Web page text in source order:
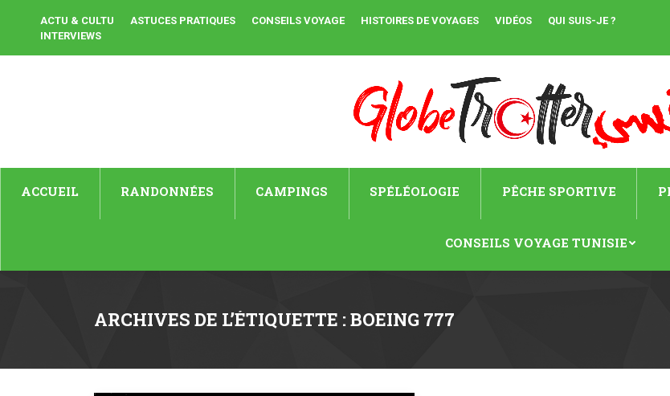
ACTU & CULTU ASTUCES PRATIQUES CONSEILS VOYAGE HISTOIRES DE VOYAGES VIDÉOS
QUI SUIS-JE ?
INTERVIEWS
ACCUEIL RANDONNÉES CAMPINGS SPÉLÉOLOGIE PÊCHE SPORTIVE
CONSEILS VOYAGE TUNISIE
ARCHIVES DE L’ÉTIQUETTE :BOEING 777